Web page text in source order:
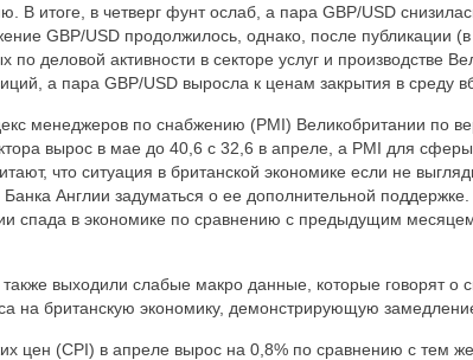
В итоге, в четверг фунт ослаб, а пара GBP/USD
GBP/USD продолжилось, однако, после публикации
деловой активности в секторе услуг и производстве
а пара GBP/USD выросла к ценам закрытия в среду
менеджеров по снабжению (PMI) Великобритании по
вырос в мае до 40,6 с 32,6 в апреле, а PMI для
что ситуация в британской экономике если не
Банка Англии задуматься о ее дополнительной
спада в экономике по сравнению с предыдущим
выходили слабые макро данные, которые говорят о
на британскую экономику, демонстрирующую
цен (CPI) в апреле вырос на 0,8% по сравнению с тем